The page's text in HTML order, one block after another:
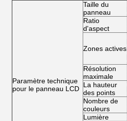
Paramètre technique
pour le panneau LCD
Taille du
panneau
Ratio
d'aspect
Zones actives
Résolution
maximale
La hauteur
des points
Nombre de
couleurs
Lumière